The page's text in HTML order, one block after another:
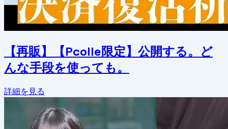
【再販】【Pcolle限定】公開する。ど
んな手段を使っても。
詳細を見る